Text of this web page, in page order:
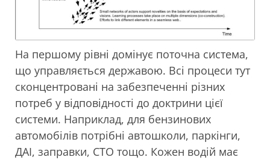
На першому рівні домінує поточна система,
що управляється державою. Всі процеси тут
сконцентровані на забезпеченні різних
потреб у відповідності до доктрини цієї
системи. Наприклад, для бензинових
автомобілів потрібні автошколи, паркінги,
ДАІ, заправки, СТО тощо. Кожен водій має